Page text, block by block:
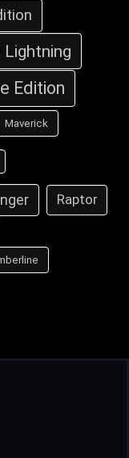
Lightning
Edition
Maverick
Raptor